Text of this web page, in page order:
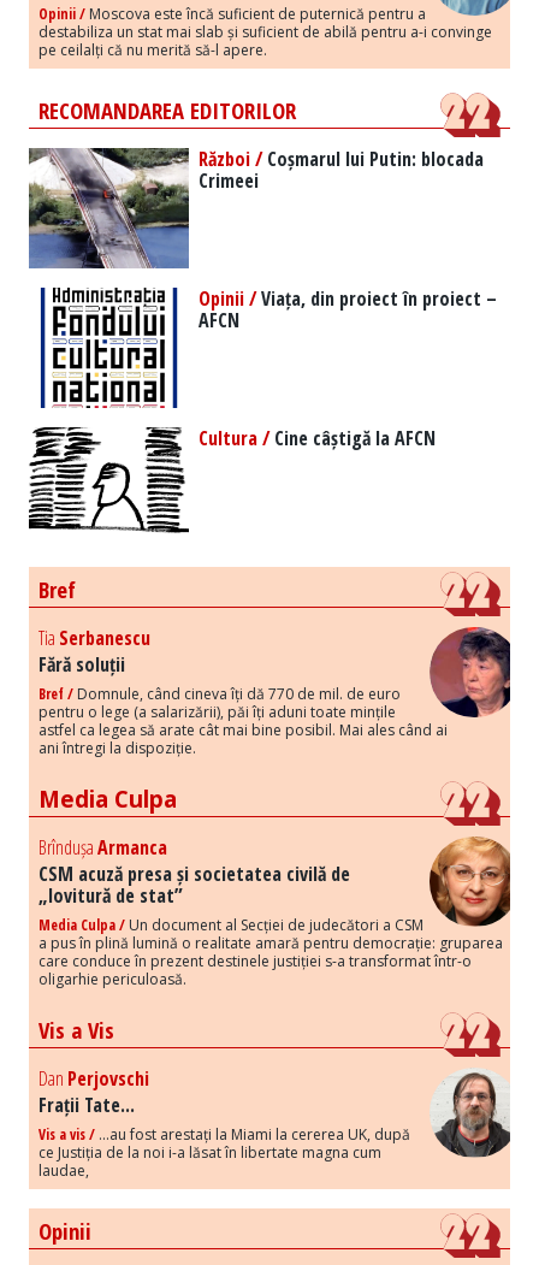
Opinii / Moscova este încă suficient de puternică pentru a
destabiliza un stat mai slab și suficient de abilă pentru a-i convinge
pe ceilalți că nu merită să-l apere.
RECOMANDAREA EDITORILOR
Război /Coșmarul lui Putin: blocada
Crimeei
Opinii /Viața, din proiect în proiect –
AFCN
Cultura /Cine câștigă la AFCN
Bref
Tia Serbanescu
Fără soluții
Bref / Domnule, când cineva îți dă 770 de mil. de euro
pentru o lege (a salarizării), păi îți aduni toate mințile
astfel ca legea să arate cât mai bine posibil. Mai ales când ai
ani întregi la dispoziție.
Media Culpa
BrîndușaArmanca
CSM acuză presa și societatea civilă de
„lovitură de stat”
Media Culpa / Un document al Secției de judecători a CSM
a pus în plină lumină o realitate amară pentru democrație: gruparea
care conduce în prezent destinele justiției s-a transformat într-o
oligarhie periculoasă.
Vis a Vis
Dan Perjovschi
Frații Tate...
Vis a vis / ...au fost arestați la Miami la cererea UK, după
ce Justiția de la noi i-a lăsat în libertate magna cum
laudae,
Opinii